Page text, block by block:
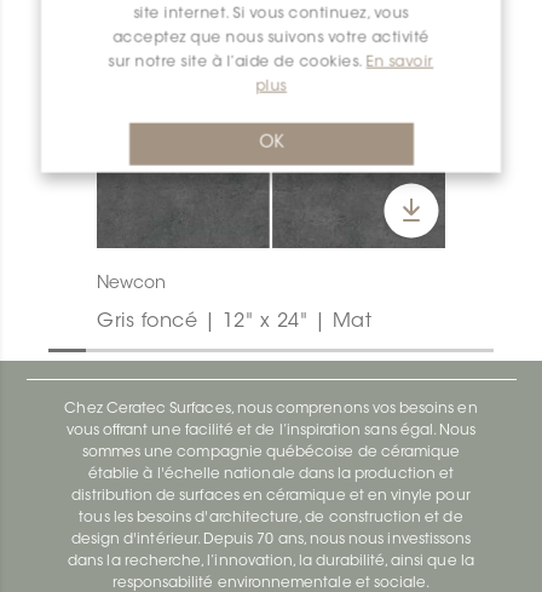
site internet. Si vous continuez, vous
acceptez que nous suivons votre activité
sur notre site à l’aide de cookies. En savoir
plus
OK
Newcon
Gris foncé | 12" x 24" | Mat
Chez Ceratec Surfaces, nous comprenons vos besoins en
vous offrant une facilité et de l’inspiration sans égal. Nous
sommes une compagnie québécoise de céramique
établie à l'échelle nationale dans la production et
distribution de surfaces en céramique et en vinyle pour
tous les besoins d'architecture, de construction et de
design d'intérieur. Depuis 70 ans, nous nous investissons
dans la recherche, l’innovation, la durabilité, ainsi que la
responsabilité environnementale et sociale.